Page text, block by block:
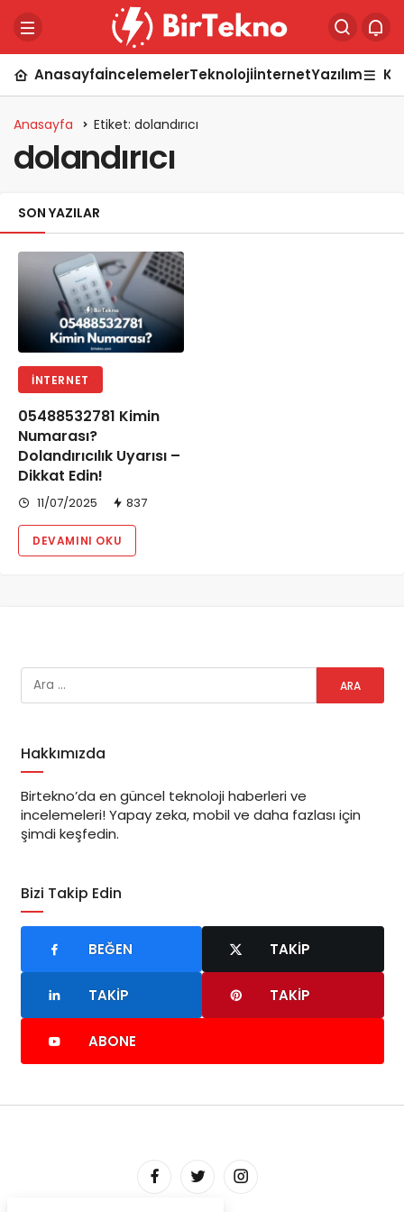
AnasayfaİncelemelerTeknolojiİnternetYazılım
Anasayfa Etiket: dolandırıcı
dolandırıcı
SON YAZILAR
İNTERNET
05488532781 Kimin
Numarası?
Dolandırıcılık Uyarısı –
Dikkat Edin!
11/07/2025 837
DEVAMINI OKU
Hakkımızda
Birtekno’da en güncel teknoloji haberleri ve
incelemeleri! Yapay zeka, mobil ve daha fazlası için
şimdi keşfedin.
Bizi Takip Edin
BEĞEN TAKIP
TAKIP TAKIP
ABONE